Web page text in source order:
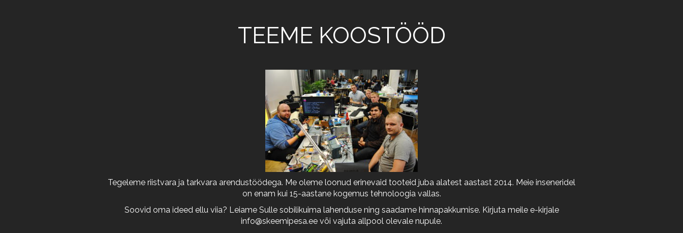
TEEME KOOSTÖÖD
Tegeleme riistvara ja tarkvara arendustöödega. Me oleme loonud erinevaid tooteid juba alatest aastast 2014. Meie inseneridel
on enam kui 15-aastane kogemus tehnoloogia vallas.
Soovid oma ideed ellu viia? Leiame Sulle sobilikuima lahenduse ning saadame hinnapakkumise. Kirjuta meile e-kirjale
info@skeemipesa.ee või vajuta allpool olevale nupule.